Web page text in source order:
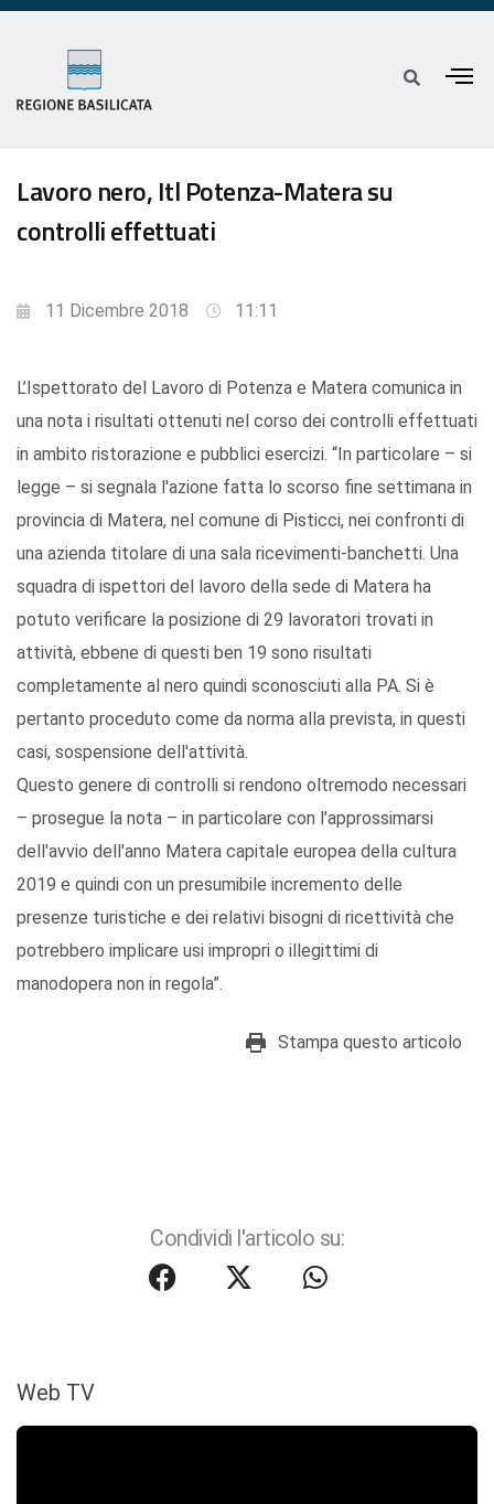
Lavoro nero, Itl Potenza-Matera su
controlli effettuati
11 Dicembre 2018 11:11
L’Ispettorato del Lavoro di Potenza e Matera comunica in
una nota i risultati ottenuti nel corso dei controlli effettuati
in ambito ristorazione e pubblici esercizi. “In particolare – si
legge – si segnala l'azione fatta lo scorso fine settimana in
provincia di Matera, nel comune di Pisticci, nei confronti di
una azienda titolare di una sala ricevimenti-banchetti. Una
squadra di ispettori del lavoro della sede di Matera ha
potuto verificare la posizione di 29 lavoratori trovati in
attività, ebbene di questi ben 19 sono risultati
completamente al nero quindi sconosciuti alla PA. Si è
pertanto proceduto come da norma alla prevista, in questi
casi, sospensione dell'attività.
Questo genere di controlli si rendono oltremodo necessari
– prosegue la nota – in particolare con l'approssimarsi
dell'avvio dell'anno Matera capitale europea della cultura
2019 e quindi con un presumibile incremento delle
presenze turistiche e dei relativi bisogni di ricettività che
potrebbero implicare usi impropri o illegittimi di
manodopera non in regola”.
Stampa questo articolo
Condividi l'articolo su:
Web TV